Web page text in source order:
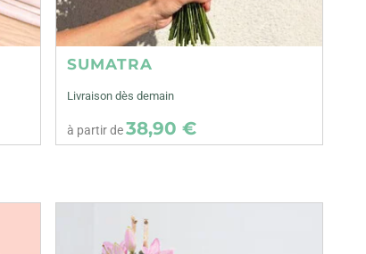
SUMATRA
Livraison dès demain
à partir de38,90 €